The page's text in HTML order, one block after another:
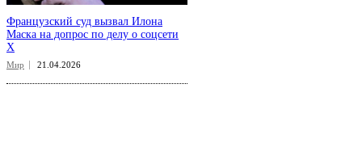
Французский суд вызвал Илона
Маска на допрос по делу о соцсети
X
Мир 21.04.2026